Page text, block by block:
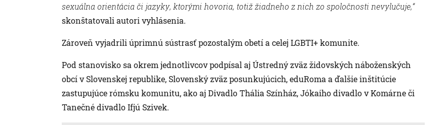
sexuálna orientácia či jazyky, ktorými hovoria, totiž žiadneho z nich zo spoločnosti nevylučuje,“
skonštatovali autori vyhlásenia.
Zároveň vyjadrili úprimnú sústrasť pozostalým obetí a celej LGBTI+ komunite.
Pod stanovisko sa okrem jednotlivcov podpísal aj Ústredný zväz židovských náboženských
obcí v Slovenskej republike, Slovenský zväz posunkujúcich, eduRoma a ďalšie inštitúcie
zastupujúce rómsku komunitu, ako aj Divadlo Thália Színház, Jókaiho divadlo v Komárne či
Tanečné divadlo Ifjú Szivek.